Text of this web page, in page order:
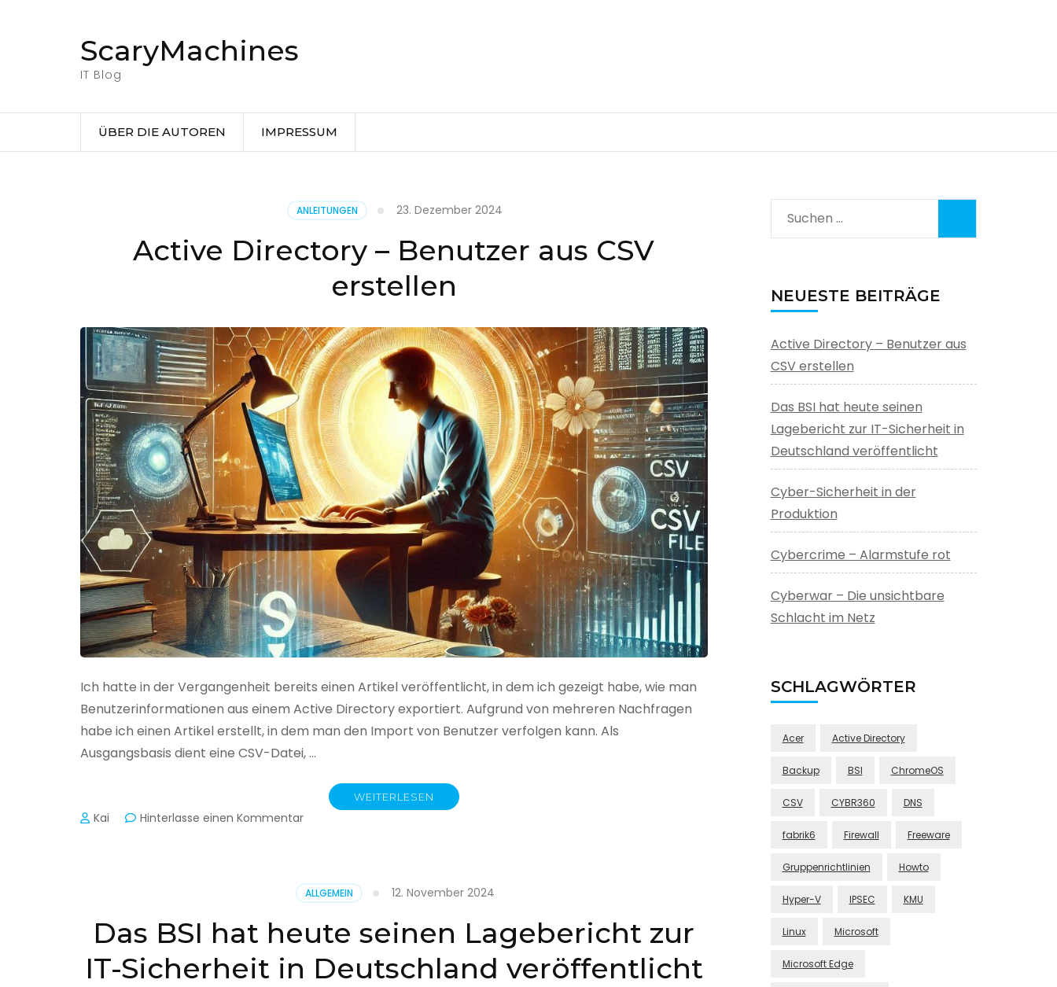
(Eingabetaste
ScaryMachines
IT Blog
ÜBER DIE AUTOREN IMPRESSUM
ANLEITUNGEN 23. Dezember 2024
Active Directory – Benutzer aus CSV
erstellen
Ich hatte in der Vergangenheit bereits einen Artikel veröffentlicht, in dem ich gezeigt habe, wie man
Benutzerinformationen aus einem Active Directory exportiert. Aufgrund von mehreren Nachfragen
habe ich einen Artikel erstellt, in dem man den Import von Benutzer verfolgen kann. Als
Ausgangsbasis dient eine CSV-Datei, …
WEITERLESEN
Kai Hinterlasse einen Kommentarzu
Benutzer
aus
erstellen
ALLGEMEIN 12. November 2024
Das BSI hat heute seinen Lagebericht zur
IT-Sicherheit in Deutschland veröffentlicht
Suchen
nach:
NEUESTE BEITRÄGE
Active Directory – Benutzer aus
CSV erstellen
Das BSI hat heute seinen
Lagebericht zur IT-Sicherheit in
Deutschland veröffentlicht
Cyber-Sicherheit in der
Produktion
Cybercrime – Alarmstufe rot
Cyberwar – Die unsichtbare
Schlacht im Netz
SCHLAGWÖRTER
Acer Active Directory
Backup BSI ChromeOS
CSV CYBR360 DNS
fabrik6 Firewall Freeware
Gruppenrichtlinien Howto
Hyper-V IPSEC KMU
Linux Microsoft
Microsoft Edge